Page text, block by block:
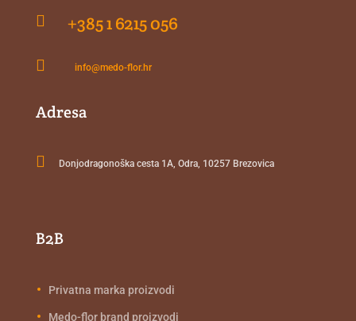
 +385 1 6215 056
 info@medo-flor.hr
Adresa
 Donjodragonoška cesta 1A, Odra, 10257 Brezovica
B2B
Privatna marka proizvodi
Medo-flor brand proizvodi